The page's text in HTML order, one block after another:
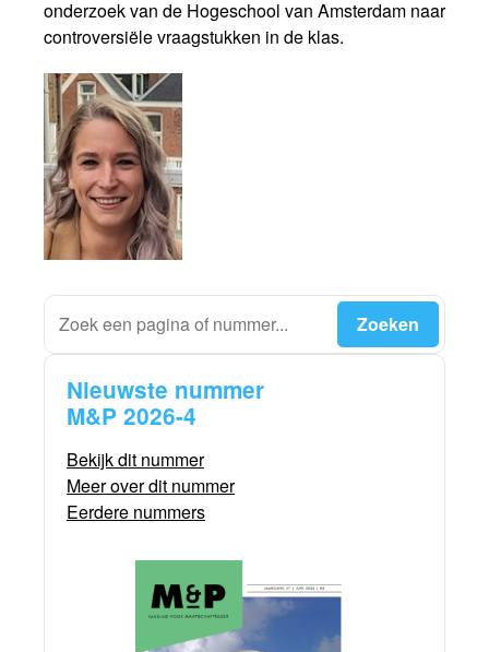
onderzoek van de Hogeschool van Amsterdam naar
controversiële vraagstukken in de klas.
Nieuwste nummer
M&P 2026-4
Bekijk dit nummer
Meer over dit nummer
Eerdere nummers